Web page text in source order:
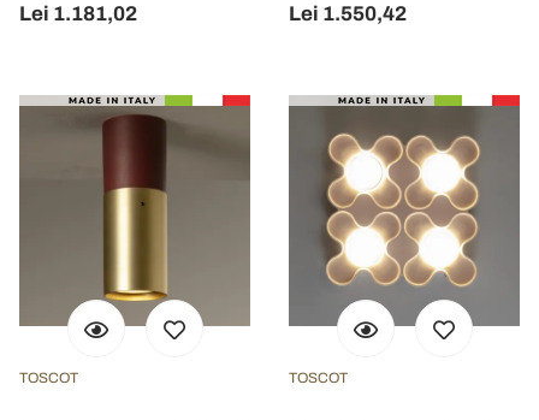
Lei 1.181,02 Lei 1.550,42
TOSCOT TOSCOT